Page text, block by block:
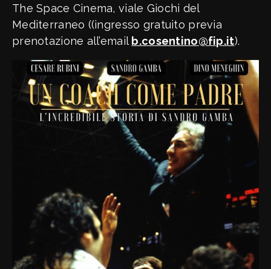
The Space Cinema, viale Giochi del
Mediterraneo ((ingresso gratuito previa
prenotazione all’email b.cosentino@fip.it).